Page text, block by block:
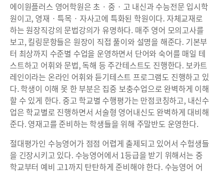
에이원플러스 영어학원은 초‧중‧고 내신과 수능전문 입시학
원이고, 영재‧특목‧자사고에 특화된 학원이다. 자체교재로
하는 원장직강의 문법강의가 유명하다. 매주 영어 모의고사를
보고, 킬링문항들은 원장이 직접 풀이와 설명을 해준다. 기본부
터 최상까지 수준별 수업을 운영하면서 단어와 숙어를 매일 테
스트하고 어휘와 문법, 독해 등 주간테스트도 진행한다. 보카트
레인이라는 온라인 어휘와 듣기테스트 프로그램도 진행하고 있
다. 학생이 이해 못 한 부분은 집중 보충수업으로 완벽하게 이해
할 수 있게 한다. 중고 학교별 수행평가는 만점코칭하고, 내신수
업은 학교별로 진행하면서 서술형 영어내신도 완벽하게 대비해
준다. 영재고를 준비하는 학생들을 위해 주말반도 운영한다.
절대평가인 수능영어가 점점 어렵게 출제되고 있어서 수험생들
을 긴장시키고 있다. 수능영어에서 1등급을 받기 위해서는 중
학교부터 예비 고1까지 탄탄하게 준비해야 한다. 수능영어 어